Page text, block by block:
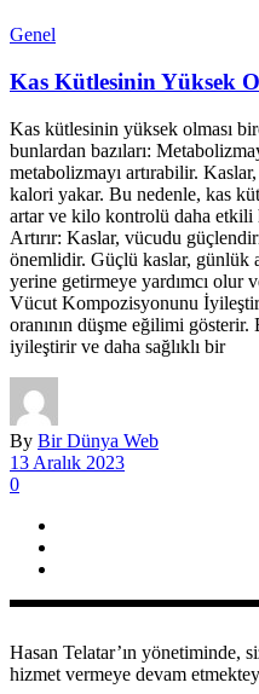
Genel
Kas Kütlesinin Yüksek
Kas kütlesinin yüksek olması
bunlardan bazıları:
metabolizmayı artırabilir.
kalori yakar. Bu nedenle, kas
artar ve kilo kontrolü daha etkili
Artırır: Kaslar, vücudu
önemlidir. Güçlü kaslar, günlük
yerine getirmeye yardımcı olur
Vücut Kompozisyonunu
oranının düşme eğilimi
iyileştirir ve daha sağlıklı bir
By Bir Dünya Web
13 Aralık 2023
0
Hasan Telatar’ın yönetiminde,
hizmet vermeye devam